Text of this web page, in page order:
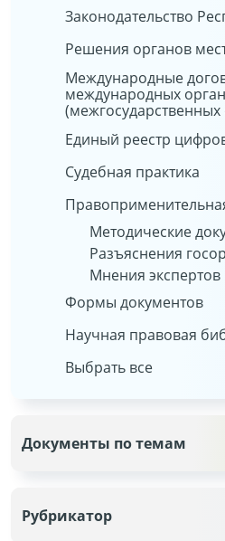
Законодательство
Решения органов
Международные
международных
Единый реестр
Судебная практика
Методические
Разъяснения
Мнения экспертов
Формы документов
Научная правовая
Выбрать все
Документы по темам
Рубрикатор